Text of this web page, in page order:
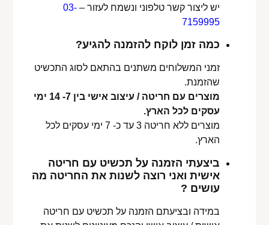
יש ליצור קשר טלפוני ונשמח לעזור –03-
7159995
כמה זמן לוקח להזמנה להגיע?
זמני המשלוחים משתנים בהתאם לסוג התכשיט
שהזמנת.
מוצרים עם חריטה / עיצוב אישי בין 7- 14 ימי
עסקים לכל הארץ.
מוצרים ללא חריטה 3 עד כ- 7 ימי עסקים לכל
הארץ.
ביצעתי הזמנה על תכשיט עם חריטה
אישית ואני רוצה לשנות את החריטה מה
עושים ?
במידה ובציעתם הזמנה על תכשיט עם חריטה